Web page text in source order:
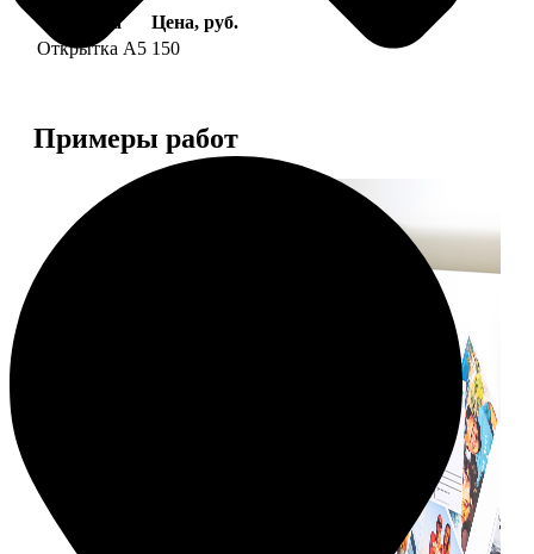
Услуга
Цена, руб.
Открытка А5 150
Примеры работ